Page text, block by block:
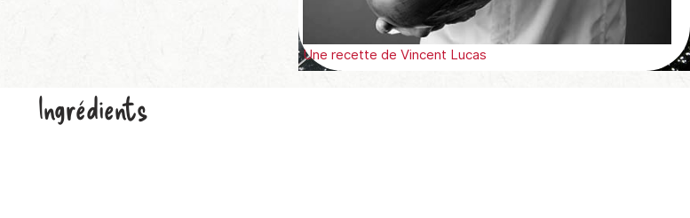
Une recette de Vincent Lucas
Ingrédients